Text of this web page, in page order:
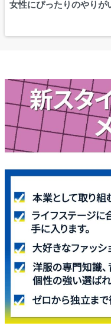
女性にぴったりのやりが